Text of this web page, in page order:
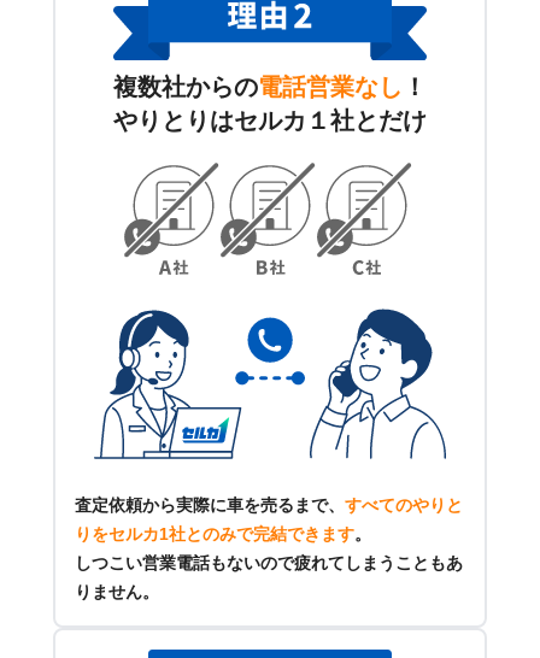
複数社からの電話営業なし ！
やりとりはセルカ１社とだけ
査定依頼から実際に車を売るまで、 すべてのやりと
りをセルカ1社とのみで完結できます。
しつこい営業電話もないので疲れてしまうこともあ
りません。